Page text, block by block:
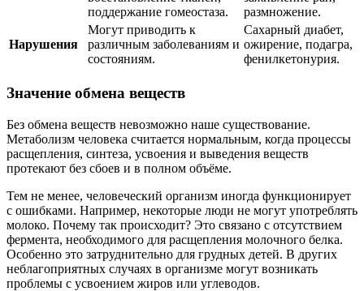
поддержание гомеостаза.
размножение.
Нарушения
Могут приводить к
различным заболеваниям и
состояниям.
Сахарный диабет,
ожирение, подагра,
фенилкетонурия.
Значение обмена веществ
Без обмена веществ невозможно наше существование.
Метаболизм человека считается нормальным, когда процессы
расщепления, синтеза, усвоения и выведения веществ
протекают без сбоев и в полном объёме.
Тем не менее, человеческий организм иногда функционирует
с ошибками. Например, некоторые люди не могут употреблять
молоко. Почему так происходит? Это связано с отсутствием
фермента, необходимого для расщепления молочного белка.
Особенно это затруднительно для грудных детей. В других
неблагоприятных случаях в организме могут возникать
проблемы с усвоением жиров или углеводов.